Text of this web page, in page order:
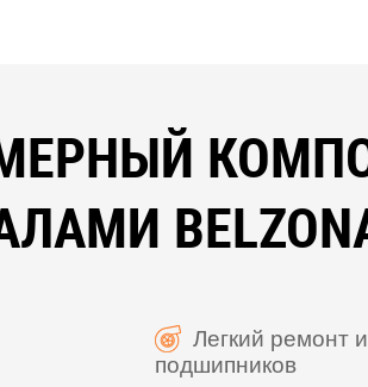
Легкий ремонт
подшипников